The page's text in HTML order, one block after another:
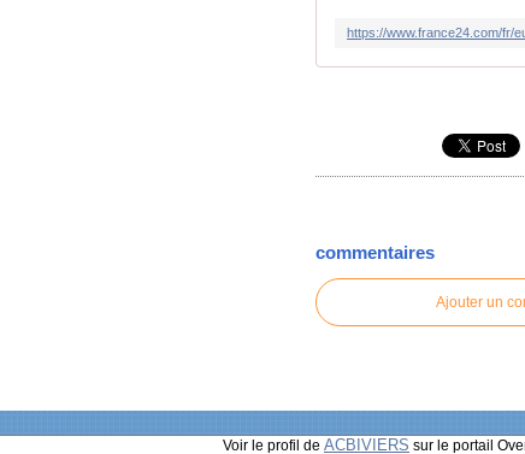
commentaires
Ajouter un
Voir le profil de ACBIVIERS sur le portail